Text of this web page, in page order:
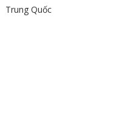
Trung Quốc